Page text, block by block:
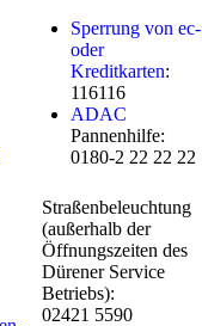
Sperrung von ec-
oder
Kreditkarten:
116116
ADAC
Pannenhilfe:
0180-2 22 22 22
Straßenbeleuchtung
(außerhalb der
Öffnungszeiten des
Dürener Service
Betriebs):
02421 5590